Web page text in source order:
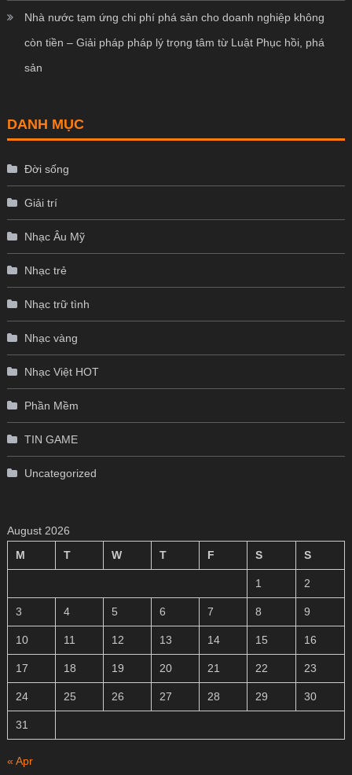
Nhà nước tạm ứng chi phí phá sản cho doanh nghiệp không
còn tiền – Giải pháp pháp lý trọng tâm từ Luật Phục hồi, phá
sản
DANH MỤC
Đời sống
Giải trí
Nhạc Âu Mỹ
Nhạc trẻ
Nhạc trữ tình
Nhạc vàng
Nhạc Việt HOT
Phần Mềm
TIN GAME
Uncategorized
August 2026
M
T W T F S S
1 2
3 4 5 6 7 8 9
10 11 12 13 14 15 16
17 18 19 20 21 22 23
24 25 26 27 28 29 30
31
« Apr